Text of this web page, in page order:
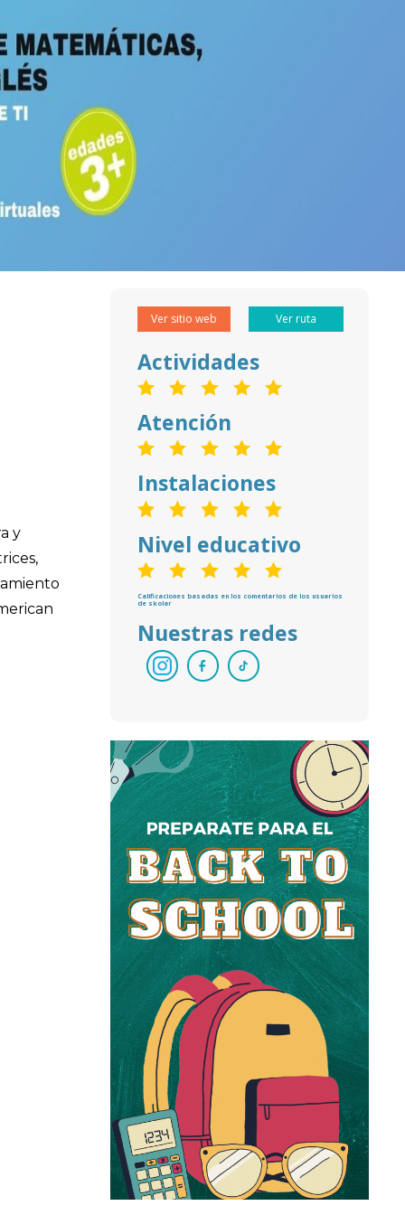
y
Ver sitio web Ver ruta
Actividades
Atención
Instalaciones
Nivel educativo
Calificaciones basadas en los comentarios de los usuarios
de skolar
Nuestras redes